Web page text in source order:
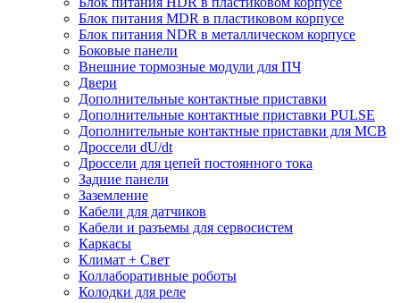
Блок питания MDR в пластиковом корпусе
Блок питания NDR в металлическом корпусе
Боковые панели
Внешние тормозные модули для ПЧ
Двери
Дополнительные контактные приставки
Дополнительные контактные приставки PULSE
Дополнительные контактные приставки для MCB
Дроссели dU/dt
Дроссели для цепей постоянного тока
Задние панели
Заземление
Кабели для датчиков
Кабели и разъемы для сервосистем
Каркасы
Климат + Свет
Коллаборативные роботы
Колодки для реле